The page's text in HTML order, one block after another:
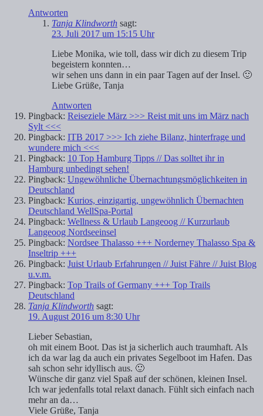
Antworten
Tanja Klindworth sagt:
23. Juli 2017 um 15:15 Uhr
Liebe Monika, wie toll, dass wir dich zu diesem Trip
begeistern konnten…
wir sehen uns dann in ein paar Tagen auf der Insel. 🙂
Liebe Grüße, Tanja
Antworten
Pingback: Reiseziele März >>> Reist mit uns im März nach
Sylt <<<
Pingback: ITB 2017 >>> Ich ziehe Bilanz, hinterfrage und
wundere mich <<<
Pingback: 10 Top Hamburg Tipps // Das solltet ihr in
Hamburg unbedingt sehen!
Pingback: Ungewöhnliche Übernachtungsmöglichkeiten in
Deutschland
Pingback: Kurios, einzigartig, ungewöhnlich Übernachten
Deutschland WellSpa-Portal
Pingback: Wellness & Urlaub Langeoog // Kurzurlaub
Langeoog Nordseeinsel
Pingback: Nordsee Thalasso +++ Norderney Thalasso Spa &
Inseltrip +++
Pingback: Juist Urlaub Erfahrungen // Juist Fähre // Juist Blog
u.v.m.
Pingback: Top Trails of Germany +++ Top Trails
Deutschland
Tanja Klindworth sagt:
19. August 2016 um 8:30 Uhr
Lieber Sebastian,
oh mit einem Boot. Das ist ja sicherlich auch traumhaft. Als
ich da war lag da auch ein privates Segelboot im Hafen. Das
sah schon sehr idyllisch aus. 🙂
Wünsche dir ganz viel Spaß auf der schönen, kleinen Insel.
Ich war jedenfalls total relaxt danach. Fühlt sich einfach nach
mehr an da…
Viele Grüße, Tanja